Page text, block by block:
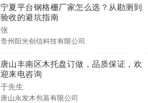
宁夏平台钢格栅厂家怎么选？从勘测到
验收的避坑指南
张
贵州阳光创信科技有限公司
唐山丰南区木托盘订做，品质保证，欢
迎来电咨询
于先生
唐山永发木包装有限公司